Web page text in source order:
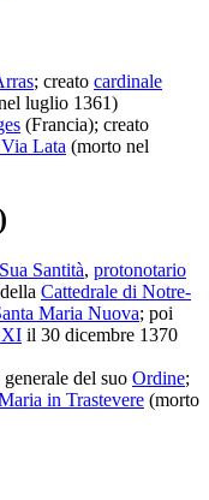
; creato cardinale
luglio 1361)
(Francia); creato
Lata (morto nel
Santità, protonotario
Cattedrale di Notre-
Maria Nuova; poi
XI il 30 dicembre 1370
generale del suo Ordine;
in Trastevere (morto